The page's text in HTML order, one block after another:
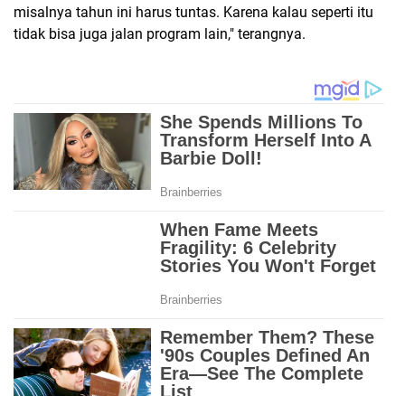
misalnya tahun ini harus tuntas. Karena kalau seperti itu
tidak bisa juga jalan program lain," terangnya.